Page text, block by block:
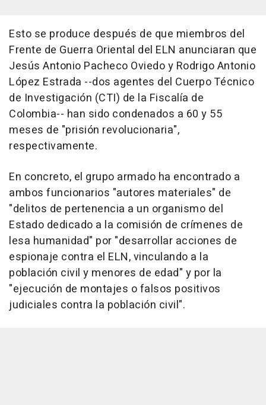
Esto se produce después de que miembros del
Frente de Guerra Oriental del ELN anunciaran que
Jesús Antonio Pacheco Oviedo y Rodrigo Antonio
López Estrada --dos agentes del Cuerpo Técnico
de Investigación (CTI) de la Fiscalía de
Colombia-- han sido condenados a 60 y 55
meses de "prisión revolucionaria",
respectivamente.
En concreto, el grupo armado ha encontrado a
ambos funcionarios "autores materiales" de
"delitos de pertenencia a un organismo del
Estado dedicado a la comisión de crímenes de
lesa humanidad" por "desarrollar acciones de
espionaje contra el ELN, vinculando a la
población civil y menores de edad" y por la
"ejecución de montajes o falsos positivos
judiciales contra la población civil".